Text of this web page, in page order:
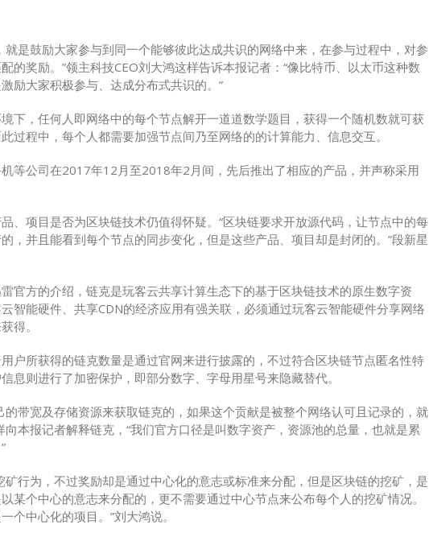
就是鼓励大家参与到同一个能够彼此达成共识的网络中来，在参与过程中，对参
的奖励。”领主科技CEO刘大鸿这样告诉本报记者：“像比特币、以太币这种数
励大家积极参与、达成分布式共识的。”
下，任何人即网络中的每个节点解开一道道数学题目，获得一个随机数就可获
过程中，每个人都需要加强节点间乃至网络的的计算能力、信息交互。
机等公司在2017年12月至2018年2月间，先后推出了相应的产品，并声称采用
、项目是否为区块链技术仍值得怀疑。“区块链要求开放源代码，让节点中的每
，并且能看到每个节点的同步变化，但是这些产品、项目却是封闭的。”段新星
官方的介绍，链克是玩客云共享计算生态下的基于区块链技术的原生数字资
智能硬件、共享CDN的经济应用有强关联，必须通过玩客云智能硬件分享网络
得。
户所获得的链克数量是通过官网来进行披露的，不过符合区块链节点匿名性特
息则进行了加密保护，即部分数字、字母用星号来隐藏替代。
的带宽及存储资源来获取链克的，如果这个贡献是被整个网络认可且记录的，就
向本报记者解释链克，“我们官方口径是叫数字资产，资源池的总量，也就是累
矿行为，不过奖励却是通过中心化的意志或标准来分配，但是区块链的挖矿，是
某个中心的意志来分配的，更不需要通过中心节点来公布每个人的挖矿情况。
个中心化的项目。”刘大鸿说。